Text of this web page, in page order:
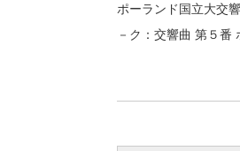
ポーランド国立大交
－ク：交響曲 第５番